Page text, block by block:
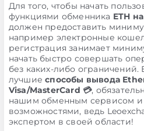
Для того, чтобы начать
функциями обменника ETH
должен предоставить
например электронные
регистрация занимает
начать быстро совершать
без каких-либо
лучшиеспособы вывода
Visa/MasterCard 💳,
нашим обменным сервисом и
возможностями, ведь
экспертом в своей области!